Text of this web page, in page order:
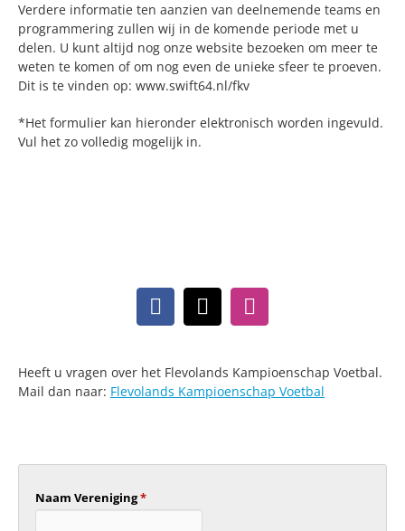
Verdere informatie ten aanzien van deelnemende teams en
programmering zullen wij in de komende periode met u
delen. U kunt altijd nog onze website bezoeken om meer te
weten te komen of om nog even de unieke sfeer te proeven.
Dit is te vinden op: www.swift64.nl/fkv
*Het formulier kan hieronder elektronisch worden ingevuld.
Vul het zo volledig mogelijk in.
Heeft u vragen over het Flevolands Kampioenschap Voetbal.
Mail dan naar: Flevolands Kampioenschap Voetbal
Naam Vereniging*